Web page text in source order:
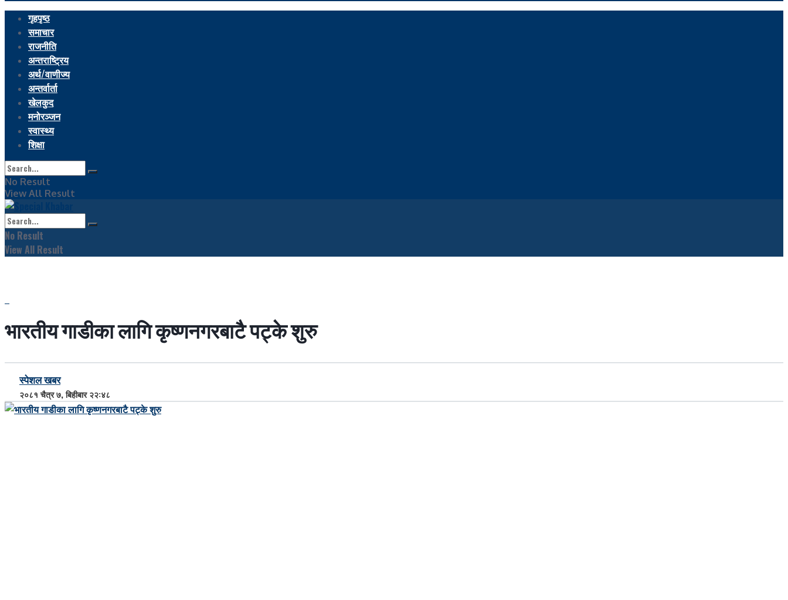
गृहपृष्ठ
समाचार
राजनीति
अन्तराष्ट्रिय
अर्थ/वाणीज्य
अन्तर्वार्ता
खेलकुद
मनोरञ्जन
स्वास्थ्य
शिक्षा
No Result
View All Result
No Result
View All Result
भारतीय गाडीका लागि कृष्णनगरबाटै पट्के शुरु
स्पेशल खबर
२०८१ चैत्र ७, बिहीबार २२:४८